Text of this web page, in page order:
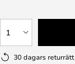
1
30 dagars returrätt